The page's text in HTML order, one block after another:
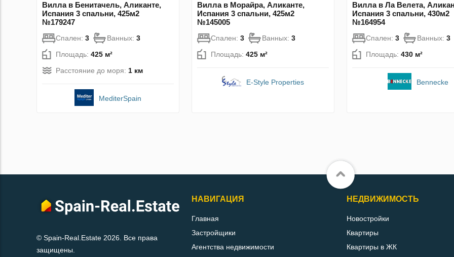
Вилла в Бенитачель, Аликанте,
Испания 3 спальни, 425м2
№179247
Спален: 3 Ванных: 3
Площадь: 425 м²
Расстояние до моря: 1 км
MediterSpain
Вилла в Морайра, Аликанте,
Испания 3 спальни, 425м2
№145005
Спален: 3 Ванных: 3
Площадь: 425 м²
E-Style Properties
Вилла в Ла Велета,
Испания 3 спальни, 430м2
№164954
Спален: 3 Ванных: 3
Площадь: 430 м²
Bennecke
© Spain-Real.Estate 2026. Все права
защищены.
НАВИГАЦИЯ
Главная
Застройщики
Агентства недвижимости
НЕДВИЖИМОСТЬ
Новостройки
Квартиры
Квартиры в ЖК